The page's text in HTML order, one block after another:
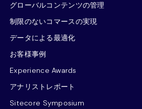
グローバルコンテンツの管理
制限のないコマースの実現
データによる最適化
お客様事例
Experience Awards
アナリストレポート
Sitecore Symposium